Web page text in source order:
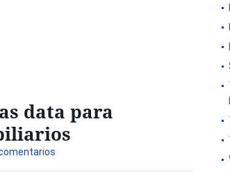
data para